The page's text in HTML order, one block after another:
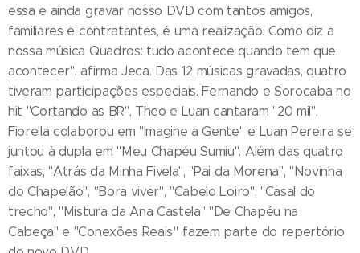
essa e ainda gravar nosso DVD com tantos amigos,
familiares e contratantes, é uma realização. Como diz a
nossa música Quadros: tudo acontece quando tem que
acontecer", afirma Jeca. Das 12 músicas gravadas, quatro
tiveram participações especiais. Fernando e Sorocaba no
hit "Cortando as BR", Theo e Luan cantaram "20 mil",
Fiorella colaborou em "Imagine a Gente" e Luan Pereira se
juntou à dupla em "Meu Chapéu Sumiu". Além das quatro
faixas, "Atrás da Minha Fivela", "Pai da Morena", "Novinha
do Chapelão", "Bora viver", "Cabelo Loiro", "Casal do
trecho", "Mistura da Ana Castela" "De Chapéu na
Cabeça" e "Conexões Reais" fazem parte do repertório